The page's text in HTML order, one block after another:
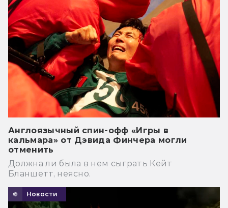
Англоязычный спин-офф «Игры в
кальмара» от Дэвида Финчера могли
отменить
Должна ли была в нем сыграть Кейт
Бланшетт, неясно.
Новости